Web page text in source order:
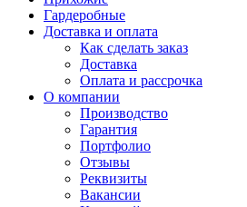
Гардеробные
Доставка и оплата
Как сделать заказ
Доставка
Оплата и рассрочка
О компании
Производство
Гарантия
Портфолио
Отзывы
Реквизиты
Вакансии